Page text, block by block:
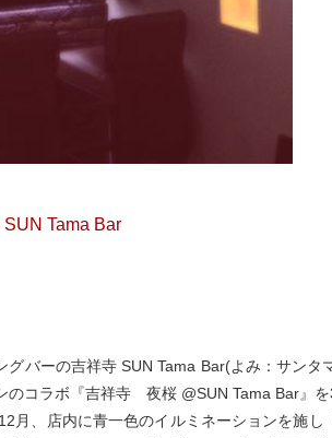
SUN Tama Bar
グバーの吉祥寺 SUN Tama Bar(よみ：サン
のコラボ『吉祥寺 夜桜 @SUN Tama Bar』を
月、店内に青一色のイルミネーションを施